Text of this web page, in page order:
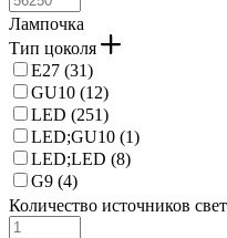
Лампочка
Тип цоколя
E27 (31)
GU10 (12)
LED (251)
LED;GU10 (1)
LED;LED (8)
G9 (4)
Количество источников